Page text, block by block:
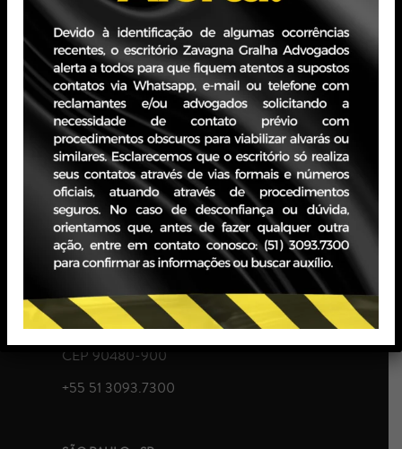
audiências de conciliação. Possui experiência em
negociação entre
clientes e instituições financeiras, análise de propostas e
atendimento
ao cliente.
Edifício JBZ
Av. Carlos Gomes, 400 - Boa Vista, 10° andar
CEP 90480-900
+55 51 3093.7300